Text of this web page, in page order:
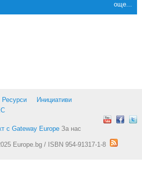
още...
Ресурси
Инициативи
с Gateway Europe За нас
Europe.bg / ISBN 954-91317-1-8